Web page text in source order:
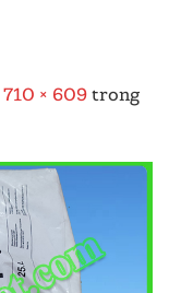
710 × 609 trong